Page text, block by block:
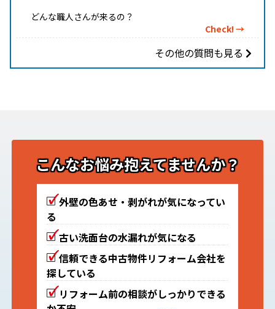
どんな職人さんが来るの？
Check! →
その他の質問も見る
こんなお悩み抱えてませんか？
外壁の色あせ・剥がれが気になってい
る
古い洗面台の水漏れが気になる
信頼できる中古物件リフォーム会社を
探している
リフォーム前の相談がしっかりできる